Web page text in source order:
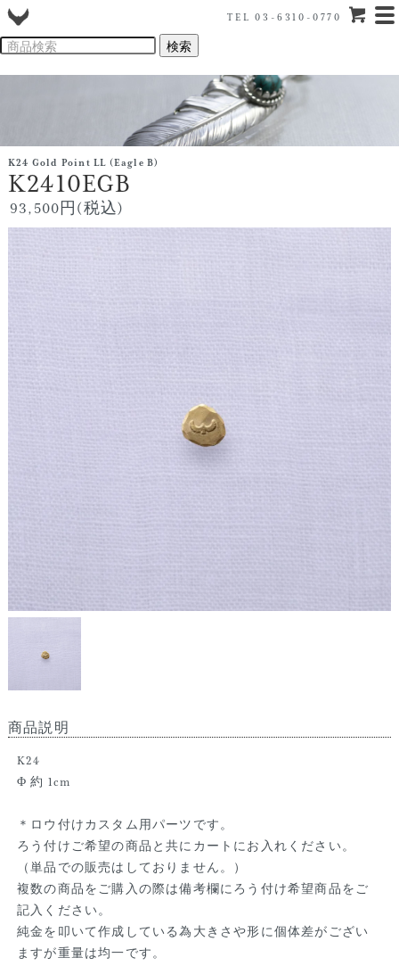
TEL 03-6310-0770
K24 Gold Point LL (Eagle B)
K2410EGB
93,500円(税込)
商品説明
K24
Φ 約 1cm
＊ロウ付けカスタム用パーツです。
ろう付けご希望の商品と共にカートにお入れください。
（単品での販売はしておりません。）
複数の商品をご購入の際は備考欄にろう付け希望商品をご
記入ください。
純金を叩いて作成している為大きさや形に個体差がござい
ますが重量は均一です。